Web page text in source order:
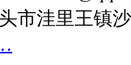
市洼里王镇